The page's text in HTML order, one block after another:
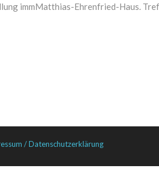
immMatthias-Ehrenfried-Haus.
/ Datenschutzerklärung